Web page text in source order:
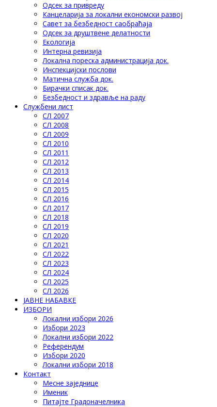
Одсек за привреду
Канцеларија за локални економски развој
Савет за безбедност саобраћаја
Одсек за друштвене делатности
Eкологија
Интерна ревизија
Локална пореска администрација док.
Инспекцијски послови
Матична служба док.
Бирачки списак док.
Безбедност и здравље на раду
Службени лист
СЛ 2007
СЛ 2008
СЛ 2009
СЛ 2010
СЛ 2011
СЛ 2012
СЛ 2013
СЛ 2014
СЛ 2015
СЛ 2016
СЛ 2017
СЛ 2018
СЛ 2019
СЛ 2020
СЛ 2021
СЛ 2022
СЛ 2023
СЛ 2024
СЛ 2025
СЛ 2026
ЈАВНЕ НАБАВКЕ
ИЗБОРИ
Локални избори 2026
Избори 2023
Локални избори 2022
Референдум
Избори 2020
Локални избори 2018
Контакт
Месне заједнице
Именик
Питајте Градоначелника